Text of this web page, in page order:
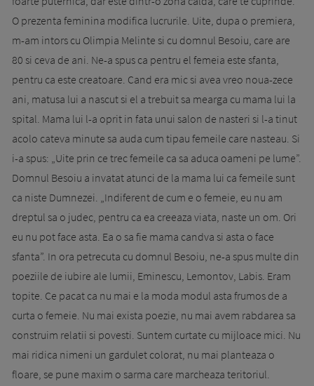
O prezenta feminina modifica lucrurile. Uite, dupa o premiera,
m-am intors cu Olimpia Melinte si cu domnul Besoiu, care are
80 si ceva de ani. Ne-a spus ca pentru el femeia este sfanta,
pentru ca este creatoare. Cand era mic si avea vreo noua-zece
ani, matusa lui a nascut si el a trebuit sa mearga cu mama lui la
spital. Mama lui l-a oprit in fata unui salon de nasteri si l-a tinut
acolo cateva minute sa auda cum tipau femeile care nasteau. Si
i-a spus: „Uite prin ce trec femeile ca sa aduca oameni pe lume”.
Domnul Besoiu a invatat atunci de la mama lui ca femeile sunt
ca niste Dumnezei. „Indiferent de cum e o femeie, eu nu am
dreptul sa o judec, pentru ca ea creeaza viata, naste un om. Ori
eu nu pot face asta. Ea o sa fie mama candva si asta o face
sfanta”. In ora petrecuta cu domnul Besoiu, ne-a spus multe din
poeziile de iubire ale lumii, Eminescu, Lemontov, Labis. Eram
topite. Ce pacat ca nu mai e la moda modul asta frumos de a
curta o femeie. Nu mai exista poezie, nu mai avem rabdarea sa
construim relatii si povesti. Suntem curtate cu mijloace mici. Nu
mai ridica nimeni un gardulet colorat, nu mai planteaza o
floare, se pune maxim o sarma care marcheaza teritoriul.